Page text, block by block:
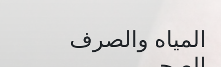
المياه والصرف